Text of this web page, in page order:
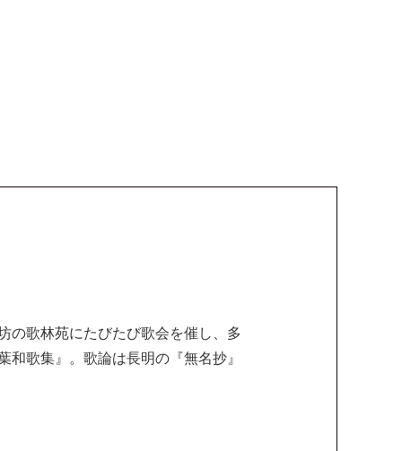
の歌林苑にたびたび歌会を催し、多
歌集』。歌論は長明の『無名抄』